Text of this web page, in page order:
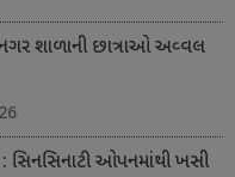
શાળાની છાત્રાઓ અવ્વલ
ઓપનમાંથી ખસી